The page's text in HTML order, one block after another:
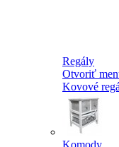
Regály
Otvoriť
Kovové
Komody